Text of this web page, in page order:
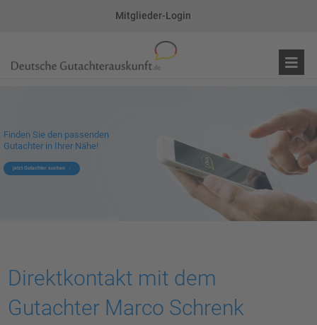
Mitglieder-Login
Finden Sie den passenden
Gutachter in Ihrer Nähe!
jetzt Gutachter suchen
Direktkontakt mit dem
Gutachter Marco Schrenk